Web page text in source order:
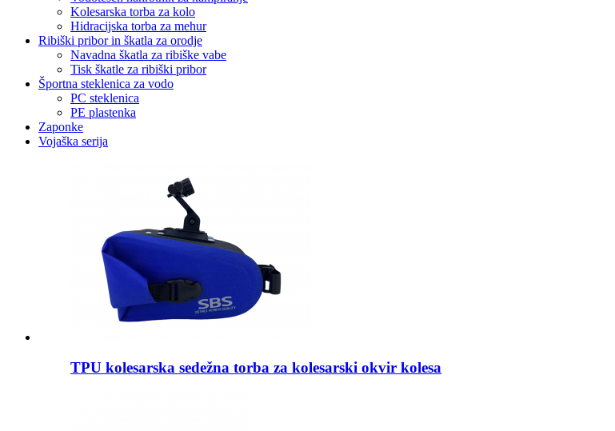
Kolesarska torba za kolo
Hidracijska torba za mehur
Ribiški pribor in škatla za orodje
Navadna škatla za ribiške vabe
Tisk škatle za ribiški pribor
Športna steklenica za vodo
PC steklenica
PE plastenka
Zaponke
Vojaška serija
TPU kolesarska sedežna torba za kolesarski okvir kolesa